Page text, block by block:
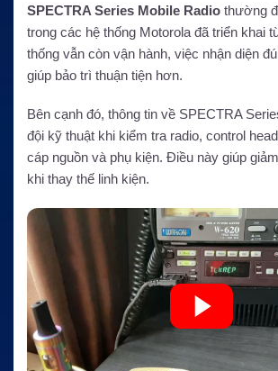
SPECTRA Series Mobile Radio thường
trong các hệ thống Motorola đã triển khai
thống vẫn còn vận hành, việc nhận diện
giúp bảo trì thuận tiện hơn.
Bên cạnh đó, thông tin về SPECTRA
đội kỹ thuật khi kiểm tra radio, control
cáp nguồn và phụ kiện. Điều này giúp
khi thay thế linh kiện.